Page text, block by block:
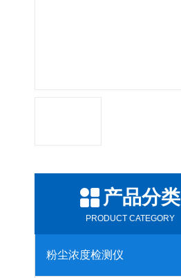
产品分类
PRODUCT CATEGORY
粉尘浓度检测仪